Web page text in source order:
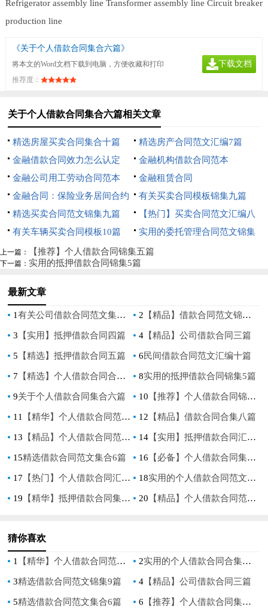
Refrigerator assembly line Transformer assembly line Circuit breaker
production line
《关于个人借款合同集合六篇》
将本文的Word文档下载到电脑，方便收藏和打印
推荐度：
下载文档
关于个人借款合同集合六篇相关文章
精选房屋买卖合同集合十篇
精选房产合同范文汇编7篇
金融借款合同效力怎么认定
金融机构借款合同范本
金融公司用工劳动合同范本
金融租赁合同
金融合同：保险业务居间合约
有关买卖合同模板锦集九篇
精选买卖合同范文锦集九篇
【热门】买卖合同范文汇编八
篇
有关车辆买卖合同模板10篇
实用的委托管理合同范文锦集
九篇
上一篇： 【推荐】个人借款合同锦集五篇
下一篇： 实用的抵押借款合同锦集5篇
最新文章
1有关公司借款合同范文集合十篇 2 【精品】借款合同范文锦集9篇
3 【实用】抵押借款合同四篇 4【精品】公司借款合同三篇
5 【精选】抵押借款合同五篇 6民间借款合同范文汇编十篇
7 【精选】个人借款合同合集7篇 8实用的抵押借款合同锦集5篇
9关于个人借款合同集合六篇 10 【推荐】个人借款合同锦集五篇
11 【精华】个人借款合同范文集合七篇 12 【精品】借款合同合集八篇
13 【精品】个人借款合同范文锦集6篇 14【实用】抵押借款合同汇总8篇
15精选借款合同范文集合6篇 16 【必备】个人借款合同集锦五篇
17 【热门】个人借款合同汇总六篇 18实用的个人借款合同范文七篇
19 【精华】抵押借款合同集合10篇 20 【精品】个人借款合同范文汇总六篇
猜你喜欢
1 【精华】个人借款合同范文汇总六篇 2实用的个人借款合同合集六篇
3精选借款合同范文锦集9篇 4【精品】公司借款合同三篇
5精选借款合同范文集合6篇 6 【推荐】个人借款合同集锦9篇